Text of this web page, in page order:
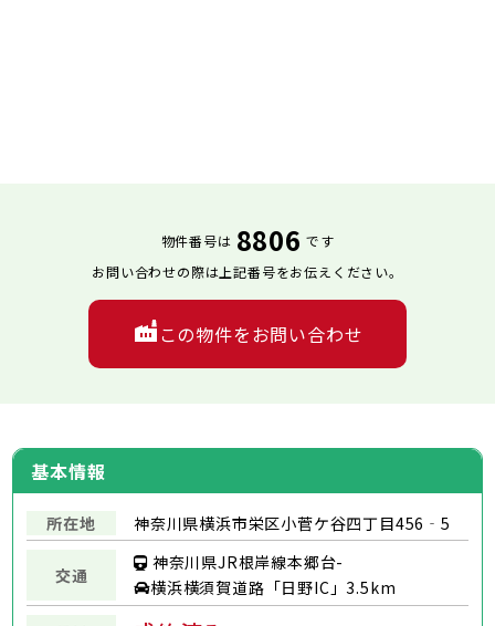
基本情報
所在地 神奈川県横浜市栄区小菅ケ谷四丁目456‐5
交通
神奈川県JR根岸線本郷台-
横浜横須賀道路「日野IC」3.5km
物件番号は 8806 です
お問い合わせの際は上記番号をお伝えください。
この物件をお問い合わせ